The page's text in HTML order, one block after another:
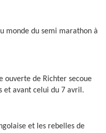
monde du semi marathon à
ouverte de Richter secoue
et avant celui du 7 avril.
et les rebelles de